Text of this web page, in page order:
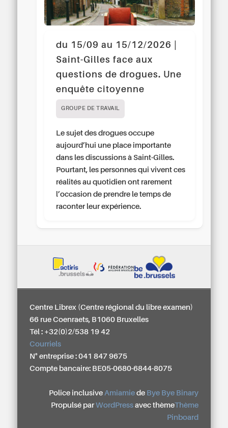
du 15/09 au 15/12/2026 |
Saint-Gilles face aux
questions de drogues. Une
enquête citoyenne
GROUPE DE TRAVAIL
Le sujet des drogues occupe
aujourd’hui une place importante
dans les discussions à Saint-Gilles.
Pourtant, les personnes qui vivent ces
réalités au quotidien ont rarement
l’occasion de prendre le temps de
raconter leur expérience.
Centre Librex (Centre régional du libre examen)
66 rue Coenraets, B1060 Bruxelles
Tél : +32(0)2/538 19 42
Courriels
N° entreprise : 041 847 9675
Compte bancaire: BE05-0680-6844-8075
Police inclusive Amiamiede Bye Bye Binary
Propulsé par WordPressavec thèmeThème
Pinboard